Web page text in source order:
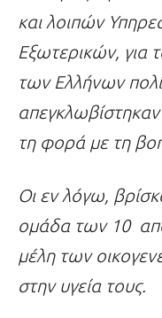
και λοιπών
Εξωτερικών, για
των Ελλήνων
τη φορά με τη
Οι εν λόγω,
ομάδα των 10
μέλη των
στην υγεία τους.